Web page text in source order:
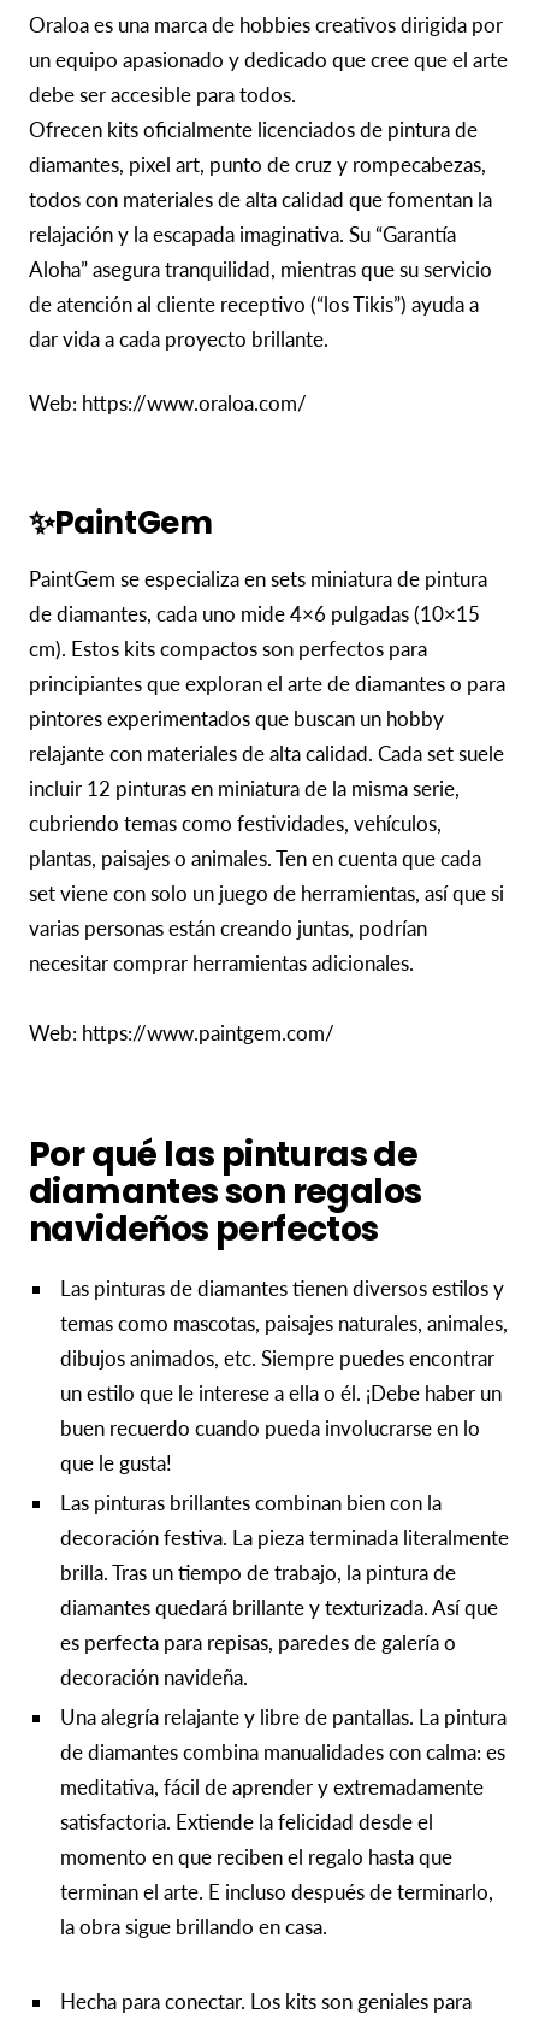
Oraloa es una marca de hobbies creativos dirigida por
un equipo apasionado y dedicado que cree que el arte
debe ser accesible para todos.
Ofrecen kits oficialmente licenciados de pintura de
diamantes, pixel art, punto de cruz y rompecabezas,
todos con materiales de alta calidad que fomentan la
relajación y la escapada imaginativa. Su “Garantía
Aloha” asegura tranquilidad, mientras que su servicio
de atención al cliente receptivo (“los Tikis”) ayuda a
dar vida a cada proyecto brillante.
Web: https://www.oraloa.com/
✨PaintGem
PaintGem se especializa en sets miniatura de pintura
de diamantes, cada uno mide 4×6 pulgadas (10×15
cm). Estos kits compactos son perfectos para
principiantes que exploran el arte de diamantes o para
pintores experimentados que buscan un hobby
relajante con materiales de alta calidad. Cada set suele
incluir 12 pinturas en miniatura de la misma serie,
cubriendo temas como festividades, vehículos,
plantas, paisajes o animales. Ten en cuenta que cada
set viene con solo un juego de herramientas, así que si
varias personas están creando juntas, podrían
necesitar comprar herramientas adicionales.
Web: https://www.paintgem.com/
Por qué las pinturas de
diamantes son regalos
navideños perfectos
Las pinturas de diamantes tienen diversos estilos y
temas como mascotas, paisajes naturales, animales,
dibujos animados, etc. Siempre puedes encontrar
un estilo que le interese a ella o él. ¡Debe haber un
buen recuerdo cuando pueda involucrarse en lo
que le gusta!
Las pinturas brillantes combinan bien con la
decoración festiva. La pieza terminada literalmente
brilla. Tras un tiempo de trabajo, la pintura de
diamantes quedará brillante y texturizada. Así que
es perfecta para repisas, paredes de galería o
decoración navideña.
Una alegría relajante y libre de pantallas. La pintura
de diamantes combina manualidades con calma: es
meditativa, fácil de aprender y extremadamente
satisfactoria. Extiende la felicidad desde el
momento en que reciben el regalo hasta que
terminan el arte. E incluso después de terminarlo,
la obra sigue brillando en casa.
Hecha para conectar. Los kits son geniales para